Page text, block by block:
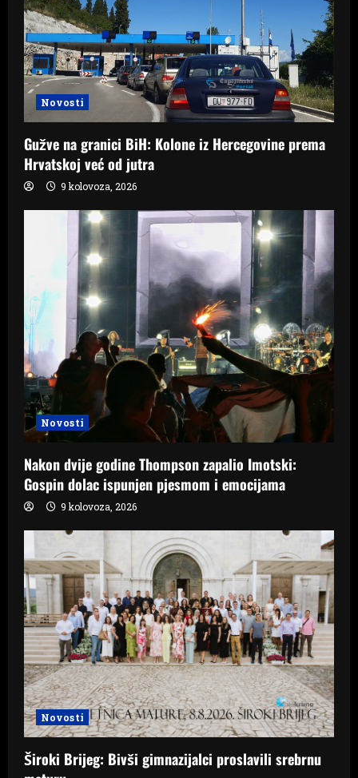
Novosti
Gužve na granici BiH: Kolone iz Hercegovine prema
Hrvatskoj već od jutra
9 kolovoza, 2026
Novosti
Nakon dvije godine Thompson zapalio Imotski:
Gospin dolac ispunjen pjesmom i emocijama
9 kolovoza, 2026
Novosti
Široki Brijeg: Bivši gimnazijalci proslavili srebrnu